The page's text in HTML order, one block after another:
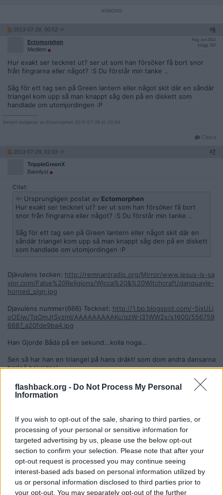
flashback.org - Do Not Process My Personal
Information
If you wish to opt-out of the sale, sharing to third parties, or
processing of your personal or sensitive information for
targeted advertising by us, please use the below opt-out
section to confirm your selection. Please note that after your
opt-out request is processed you may continue seeing
interest-based ads based on personal information utilized by
us or personal information disclosed to third parties prior to
your opt-out. You may separately opt-out of the further
2013-07-29, 00:52 #6
Ectomorphen
Medlem
Reg: Jun 2013
Inlägg: 202
Hur exakt ser tecknet ut? ser ut som han försöker få bort snor
från fingrarna eller något? :S Du förstår min tanke ..
Såg för ett tag sen på Green lantern eller något skit där en såndär
triangel kom upp så man knappt såg den på en diskett som
handlade om utomjordingen :P
Senast redigerad av Ectomorphen 2013-07-29 kl. 00:54.
Citera
2013-07-29, 01:03 #7
TrippleGreenX
Bannlyst
Citat:
Ursprungligen postat av Ectomorphen
Hur exakt ser tecknet ut? ser ut som han försöker få bort
snor från fingrarna eller något? :S Du förstår min tanke ..
Såg för ett tag sen på Green lantern eller något skit där en
såndär triangel kom upp så man knappt såg den på en diskett
som handlade om utomjordingen :P
Djävulens tecken: http://remnantradio.org/Mirror/www.jesus-is-sa
vior.com/False%20Religions/Wicca%20&%20Witchcraft/danquayle-
horned_sign.jpg
Djavulens nummer(666) Tecknet: http://1.bp.blogspot.com/-5jxULj
oOEiw/TqOmJtSvzmI/AAAAAAAAAKc/qzW-I31WW2s/s1600/556759
6687_a20fde9ba4.jpg
Han Gjorde Båda på en sekund...kolla noga...
Sen så har han en triangel på hans dräkt! som dom andra dansarna
har!på baksidan!
Senast redigerad av TrippleGreenX 2013-07-29 kl. 01:27.
NordiskVarulv
Medlem
Citat:
Ursprungligen postat avTrippleGreenX
Text
Om ingen märker, vad spelar det för roll?